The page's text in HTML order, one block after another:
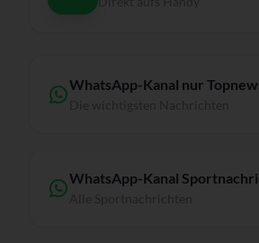
WhatsApp-Kanal nur
WhatsApp-Kanal